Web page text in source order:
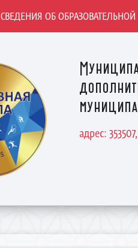
адрес:
СВЕДЕНИЯ ОБ